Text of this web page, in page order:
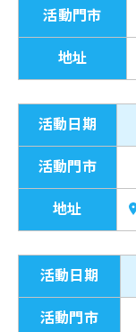
活動門市
地址
活動日期
活動門市
地址
活動日期
活動門市